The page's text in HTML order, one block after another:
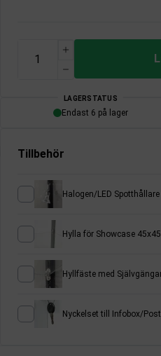
LAGERSTATUS
Endast 6 på lager
Tillbehör
Halogen/LED
Hylla för Showcase
Hyllfäste med
Nyckelset till Infobox/